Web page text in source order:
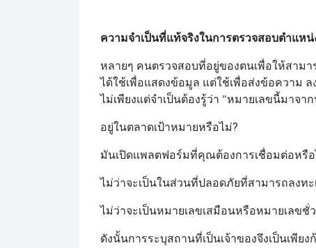
ความจำเป็นที่แท้จริงในการตรวจสอบตำแห
หลายๆ คนตรวจสอบที่อยู่ของตนเพื่อให้สาม
ได้ใช้เพื่อแสดงข้อมูล แต่ใช้เพื่อส่งข้อความ
ไม่เพียงแต่จำเป็นต้องรู้ว่า "หมายเลขนี้มาจา
อยู่ในตลาดเป้าหมายหรือไม่?
มันเปิดแพลตฟอร์มที่คุณต้องการเชื่อมต่อหรือ
ไม่ว่าจะเป็นในส่วนที่ปลอดภัยที่สามารถลงท
ไม่ว่าจะเป็นหมายเลขเสมือนหรือหมายเลขชั่
ดังนั้นการระบุสถานที่เป็นเจ้าของจึงเป็นเพียง